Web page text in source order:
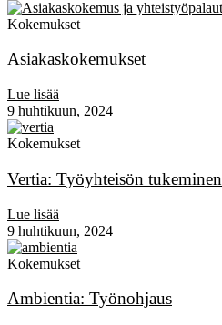
Kokemukset
Asiakaskokemukset
Lue lisää
9 huhtikuun, 2024
Kokemukset
Vertia: Työyhteisön tukeminen
Lue lisää
9 huhtikuun, 2024
Kokemukset
Ambientia: Työnohjaus